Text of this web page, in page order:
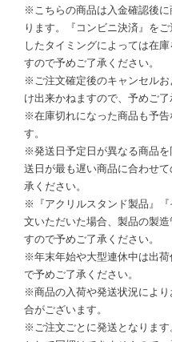
※こちらの商品は入金確認後
ります。『コンビニ決済』を
したタイミングによっては在
すので予めご了承ください。
※ご注文確定後のキャンセル
け出来かねますので、予めご了
※在庫切れになった商品も予
す。
※発送日予定日が異なる商品
送日が最も遅い商品に合わせ
承ください。
※『アクリルスタンド製品』
文いただいた場合、製品の製
すので予めご了承ください。
※年末年始や大型連休中は出
で予めご了承ください。
※商品の入荷や発送状況によ
合がございます。
※ご注文ごとに発送となりま